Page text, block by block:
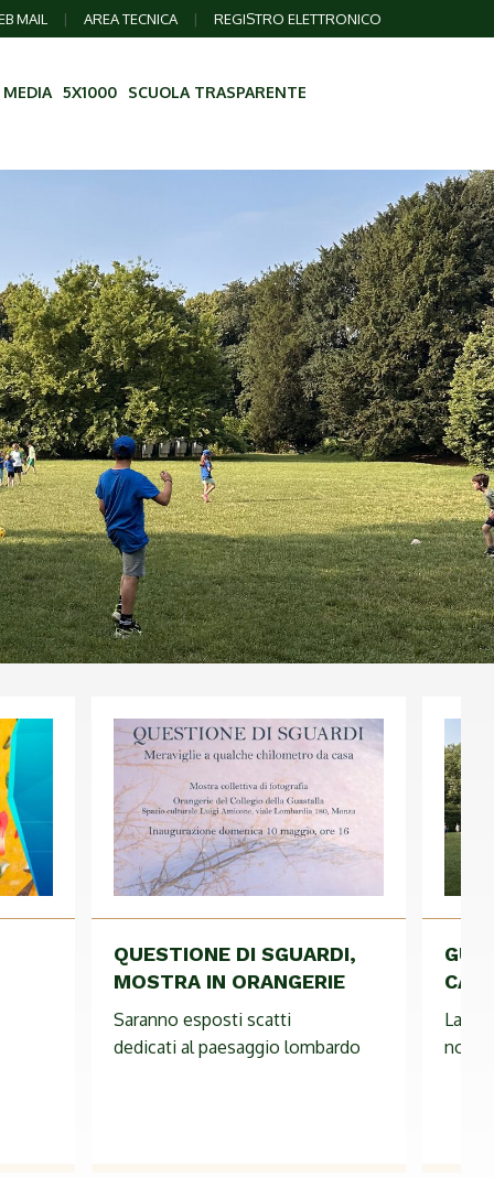
MAIL | AREA TECNICA | REGISTRO ELETTRONICO
MEDIA 5X1000 SCUOLA TRASPARENTE
QUESTIONE DI SGUARDI,
MOSTRA IN ORANGERIE
Saranno esposti scatti
dedicati al paesaggio lombardo
La
non è